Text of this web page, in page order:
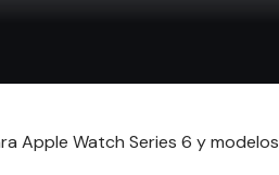
Apple Watch Series 6 y modelos